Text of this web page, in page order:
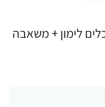
לימון + משאבה